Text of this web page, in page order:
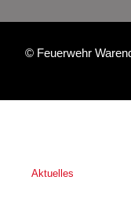
© Feuerwehr
Aktuelles